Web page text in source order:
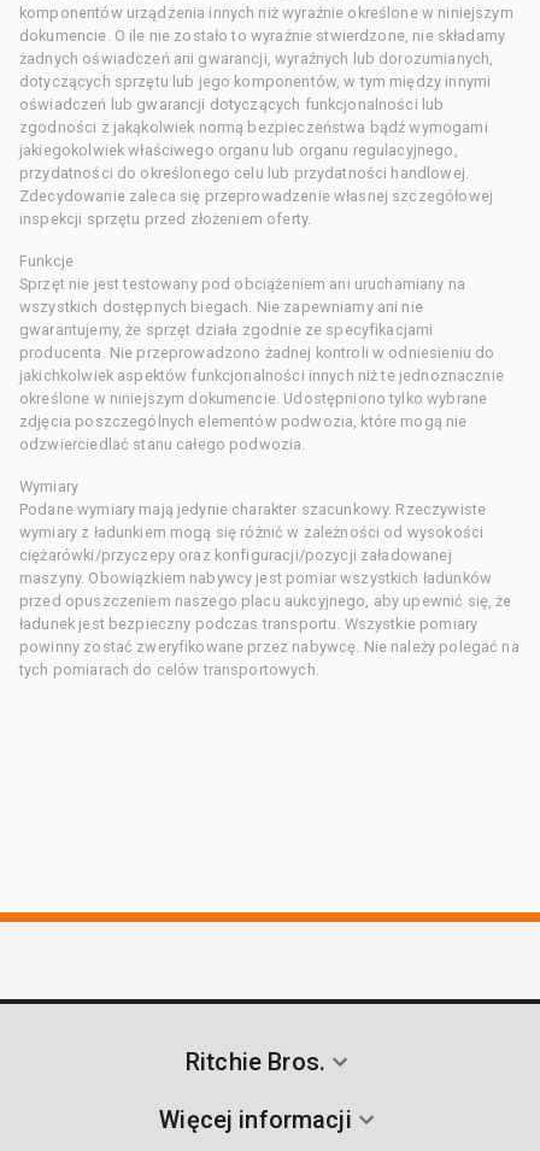
komponentów urządzenia innych niż wyraźnie określone w niniejszym
dokumencie. O ile nie zostało to wyraźnie stwierdzone, nie składamy
żadnych oświadczeń ani gwarancji, wyraźnych lub dorozumianych,
dotyczących sprzętu lub jego komponentów, w tym między innymi
oświadczeń lub gwarancji dotyczących funkcjonalności lub
zgodności z jakąkolwiek normą bezpieczeństwa bądź wymogami
jakiegokolwiek właściwego organu lub organu regulacyjnego,
przydatności do określonego celu lub przydatności handlowej.
Zdecydowanie zaleca się przeprowadzenie własnej szczegółowej
inspekcji sprzętu przed złożeniem oferty.
Funkcje
Sprzęt nie jest testowany pod obciążeniem ani uruchamiany na
wszystkich dostępnych biegach. Nie zapewniamy ani nie
gwarantujemy, że sprzęt działa zgodnie ze specyfikacjami
producenta. Nie przeprowadzono żadnej kontroli w odniesieniu do
jakichkolwiek aspektów funkcjonalności innych niż te jednoznacznie
określone w niniejszym dokumencie. Udostępniono tylko wybrane
zdjęcia poszczególnych elementów podwozia, które mogą nie
odzwierciedlać stanu całego podwozia.
Wymiary
Podane wymiary mają jedynie charakter szacunkowy. Rzeczywiste
wymiary z ładunkiem mogą się różnić w zależności od wysokości
ciężarówki/przyczepy oraz konfiguracji/pozycji załadowanej
maszyny. Obowiązkiem nabywcy jest pomiar wszystkich ładunków
przed opuszczeniem naszego placu aukcyjnego, aby upewnić się, że
ładunek jest bezpieczny podczas transportu. Wszystkie pomiary
powinny zostać zweryfikowane przez nabywcę. Nie należy polegać na
tych pomiarach do celów transportowych.
Ritchie Bros.
Więcej informacji